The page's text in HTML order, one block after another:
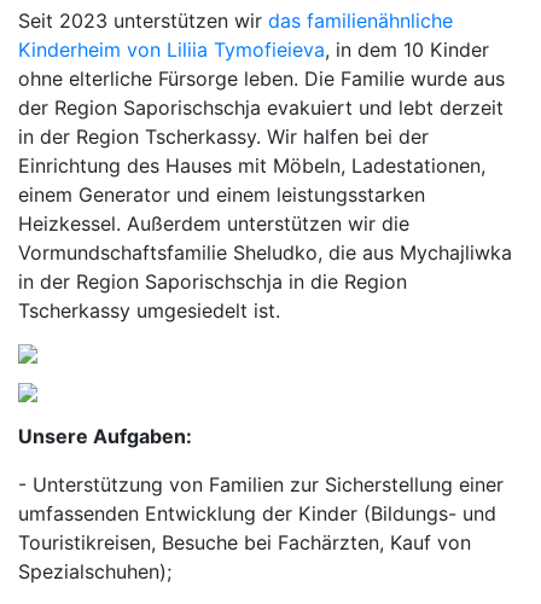
Seit 2023 unterstützen wir das familienähnliche
Kinderheim von Liliia Tymofieieva, in dem 10 Kinder
ohne elterliche Fürsorge leben. Die Familie wurde aus
der Region Saporischschja evakuiert und lebt derzeit
in der Region Tscherkassy. Wir halfen bei der
Einrichtung des Hauses mit Möbeln, Ladestationen,
einem Generator und einem leistungsstarken
Heizkessel. Außerdem unterstützen wir die
Vormundschaftsfamilie Sheludko, die aus Mychajliwka
in der Region Saporischschja in die Region
Tscherkassy umgesiedelt ist.
Unsere Aufgaben:
- Unterstützung von Familien zur Sicherstellung einer
umfassenden Entwicklung der Kinder (Bildungs- und
Touristikreisen, Besuche bei Fachärzten, Kauf von
Spezialschuhen);